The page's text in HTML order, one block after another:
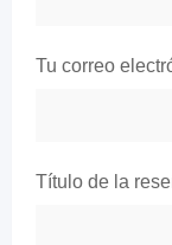
Tu correo
Título de la